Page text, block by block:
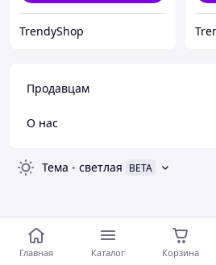
TrendyShop
Продавцам
О нас
Тема - светлая BETA
Главная Каталог Корзина